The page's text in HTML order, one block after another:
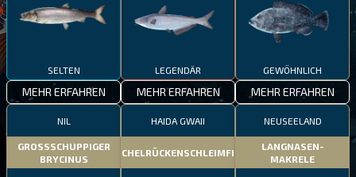
SELTEN
MEHR ERFAHREN
LEGENDÄR
MEHR ERFAHREN
GEWÖHNLICH
MEHR ERFAHREN
NIL
GROSSSCHUPPIGER
BRYCINUS
HAIDA GWAII
STACHELRÜCKENSCHLEIMFISCH
NEUSEELAND
LANGNASEN-
MAKRELE